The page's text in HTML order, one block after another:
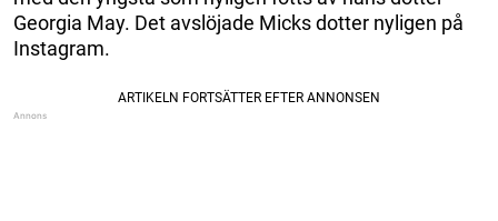
Georgia May. Det avslöjade Micks dotter nyligen på
Instagram.